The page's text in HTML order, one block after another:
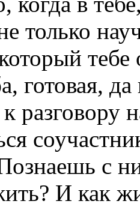
только
готовая,
разговору
с
И как